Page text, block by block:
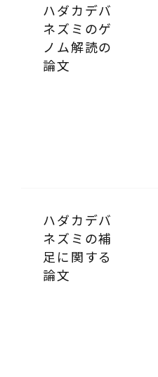
ハダカデバ
ネズミのゲ
ノム解読の
論文
ハダカデバ
ネズミの補
足に関する
論文